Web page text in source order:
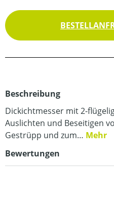
Beschreibung
Dickichtmesser mit 2-
Auslichten und Beseitigen
Gestrüpp und zum… Mehr
Bewertungen